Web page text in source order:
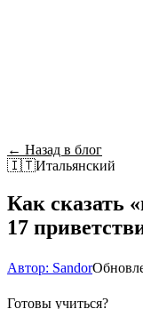
← Назад в блог
🇮🇹Итальянский
Как сказать
17
Автор: Sandor
Готовы учиться?